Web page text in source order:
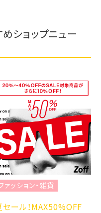
ショップニュー
ァッション・雑貨
セール！MAX50%OFF